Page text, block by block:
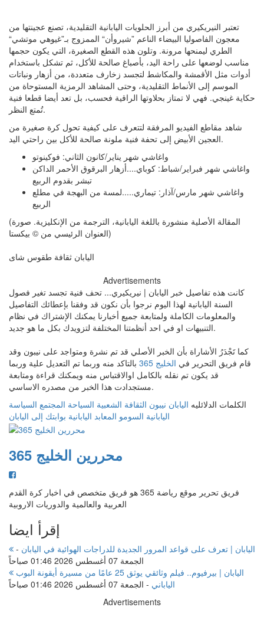
تعتبر النيريكيري من أبرز الحلويات اليابانية التقليدية، تصنع عجينتها من
معجون الفاصوليا البيضاء الناعم ”شيروأن“ الممزوج بـ”غيوهي موتشي“
الطري ليمنحها مرونة. وتلون هذه القطع الصغيرة، التي يكون حجمها
مناسب لوضعها على راحة اليد، بأصباغ صالحة للأكل، ثم تشكل باستخدام
أدوات مثل الأقمشة والمكاشط لتجسد زخارف متعددة، من أزهار ونباتات
الموسم إلى الأنماط التقليدية، وحتى المشاهد الرمزية المستوحاة من
حكاية غينجي. فهي لا تمتاز بحلاوتها الراقية فحسب، بل تعد أيضا قطعا فنية
تُمتع النظر.
شاهد مقاطع الفيديو المرفقة لتتعرف على كيفية تحول كرة صغيرة من
العجين الأبيض إلى تحفة فنية ملونة صالحة للأكل بين راحتي اليد.
واغاشي شهر يناير/كانون الثاني: فوكينوتو
واغاشي شهر فبراير/شباط: كوباي....أزهار البرقوق الأحمر الداكن
تبشر بقدوم الربيع
واغاشي شهر مارس/آذار: تيماري.....لمسة من البهجة في مطلع
الربيع
(المقالة الأصلية منشورة باللغة اليابانية، الترجمة من الإنكليزية. صورة
العنوان الرئيسي من © بيكستا)
اليابان ثقافة طقوس شاى
Advertisements
كانت هذه تفاصيل خبر اليابان | نيريكيري... تحف فنية تجسد تغير فصول
السنة اليابانية لهذا اليوم نرجوا بأن نكون قد وفقنا بإعطائك التفاصيل
والمعلومات الكاملة ولمتابعة جميع أخبارنا يمكنك الإشتراك في نظام
التنبيهات او في احد أنظمتنا المختلفة لتزويدك بكل ما هو جديد.
كما تَجْدَرُ الأشاراة بأن الخبر الأصلي قد تم نشرة ومتواجد على نيبون وقد
قام فريق التحرير في الخليج 365
بالتاكد منه وربما تم التعديل علية وربما
قد يكون تم نقله بالكامل اوالاقتباس منه ويمكنك قراءة ومتابعة
مستجدادت هذا الخبر من مصدره الاساسي.
الكلمات الدلائليه اليابان نيبون الثقافة الشعبية السياحة المجتمع السياسة
اليابانية السومو المعابد اليابانية بوابتك إلى اليابان
محررين الخليج 365
فريق تحرير موقع رياضة 365 هو فريق متخصص في اخبار كرة القدم
العربية والعالمية والدوريات الاروبية
إقرأ ايضا
اليابان | تعرف على قواعد المرور الجديدة للدراجات الهوائية في اليابان -
الجمعة 07 أغسطس 2026 01:46 صباحاً
الياباني - الجمعة 07 أغسطس 2026 01:46 صباحاً
Advertisements